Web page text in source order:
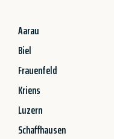
Aarau
Biel
Frauenfeld
Kriens
Luzern
Schaffhausen